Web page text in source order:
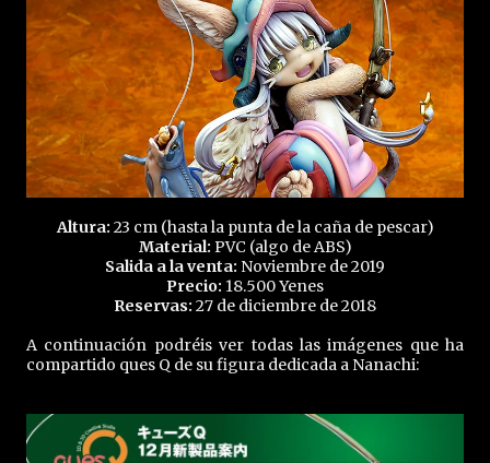
Altura: 23 cm (hasta la punta de la caña de pescar)
Material: PVC (algo de ABS)
Salida a la venta: Noviembre de 2019
Precio: 18.500 Yenes
Reservas: 27 de diciembre de 2018
A continuación podréis ver todas las imágenes que ha
compartido ques Q de su figura dedicada a Nanachi: